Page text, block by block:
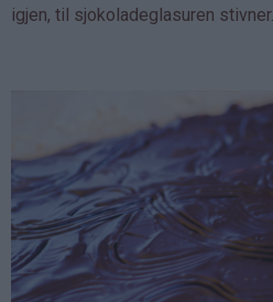
igjen, til sjokoladeglasuren stivner.